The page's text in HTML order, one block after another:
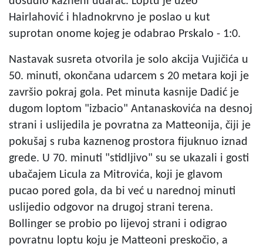
Hairlahović i hladnokrvno je poslao u kut
suprotan onome kojeg je odabrao Prskalo - 1:0.
Nastavak susreta otvorila je solo akcija Vujičića u
50. minuti, okončana udarcem s 20 metara koji je
završio pokraj gola. Pet minuta kasnije Dadić je
dugom loptom "izbacio" Antanaskovića na desnoj
strani i uslijedila je povratna za Matteonija, čiji je
pokušaj s ruba kaznenog prostora fijuknuo iznad
grede. U 70. minuti "stidljivo" su se ukazali i gosti
ubačajem Licula za Mitrovića, koji je glavom
pucao pored gola, da bi već u narednoj minuti
uslijedio odgovor na drugoj strani terena.
Bollinger se probio po lijevoj strani i odigrao
povratnu loptu koju je Matteoni preskočio, a